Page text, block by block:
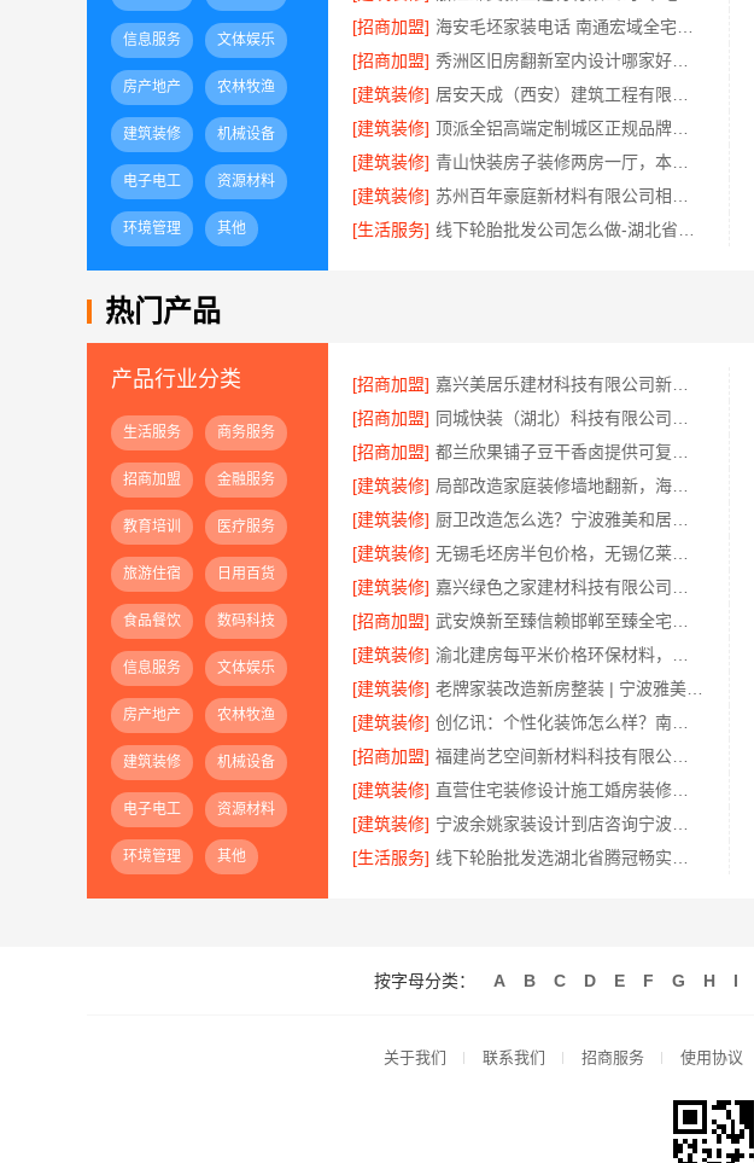
信息服务 文体娱乐
房产地产 农林牧渔
建筑装修 机械设备
电子电工 资源材料
环境管理 其他
[招商加盟]
[招商加盟]
[建筑装修]
[建筑装修]
[建筑装修]
[建筑装修]
[生活服务]
热门产品
产品行业分类
生活服务 商务服务
招商加盟 金融服务
教育培训 医疗服务
旅游住宿 日用百货
食品餐饮 数码科技
信息服务 文体娱乐
房产地产 农林牧渔
建筑装修 机械设备
电子电工 资源材料
环境管理 其他
[招商加盟]
[招商加盟]
[招商加盟]
[建筑装修]
[建筑装修]
[建筑装修]
[建筑装修]
[招商加盟]
[建筑装修]
[建筑装修]
[建筑装修]
[招商加盟]
[建筑装修]
[建筑装修]
[生活服务]
按字母分类： A B C D E F G H I
关于我们 联系我们 招商服务 使用协议